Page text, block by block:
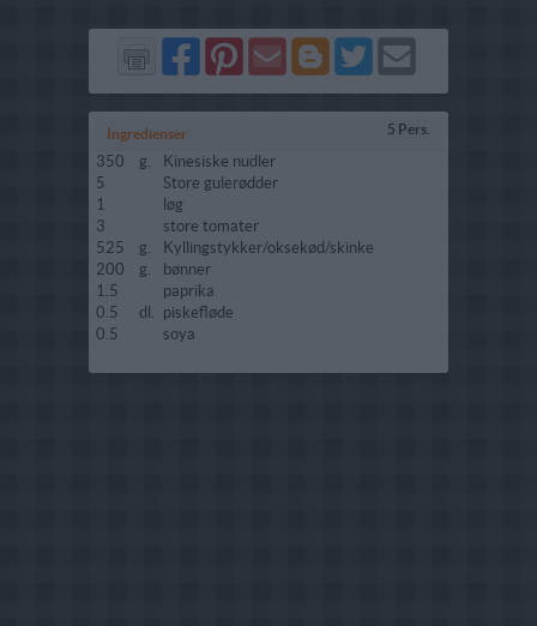
Del
på
Facebook
Del
på
Pinterest
Send
via
GMail
Del
på
Blogger
Del
på
Twitter
Send
Ingredienser 5 Pers.
350 g.
Kinesiske nudler
5
Store gulerødder
1
løg
3
store tomater
525
g.
Kyllingstykker/oksekød/skinke
200
g.
bønner
1.5
paprika
0.5
dl. piskefløde
0.5
soya